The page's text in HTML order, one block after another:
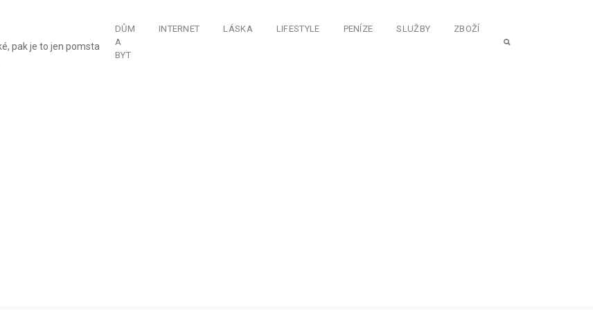
pak je to jen pomsta
DŮM
A
BYT
INTERNET LÁSKA LIFESTYLE PENÍZE SLUŽBY ZBOŽÍ